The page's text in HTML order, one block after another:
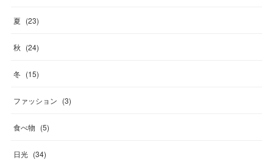
夏 (23)
秋 (24)
冬 (15)
ファッション (3)
食べ物 (5)
日光 (34)